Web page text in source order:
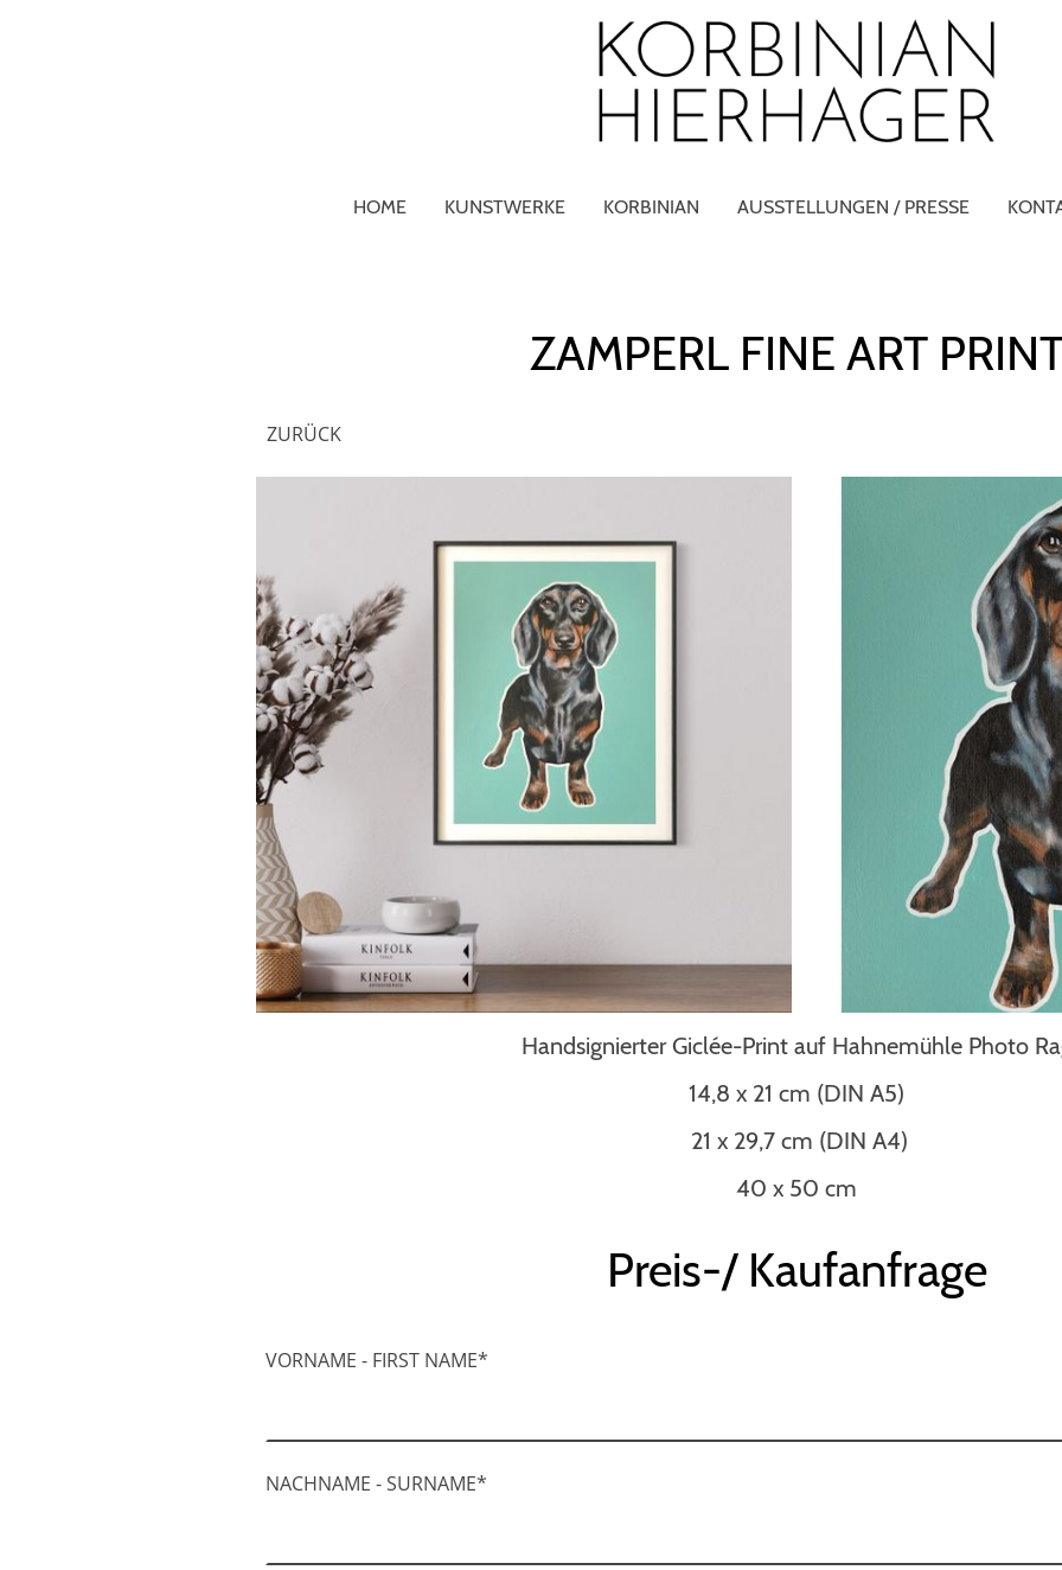
HOME KUNSTWERKE KORBINIAN AUSSTELLUNGEN / PRESSE
ZAMPERL FINE ART
ZURÜCK
Handsignierter Giclée-Print auf Hahnemühle Photo
14,8 x 21 cm (DIN A5)
21 x 29,7 cm (DIN A4)
40 x 50 cm
Preis-/ Kaufanfrage
VORNAME - FIRST NAME*
NACHNAME - SURNAME*